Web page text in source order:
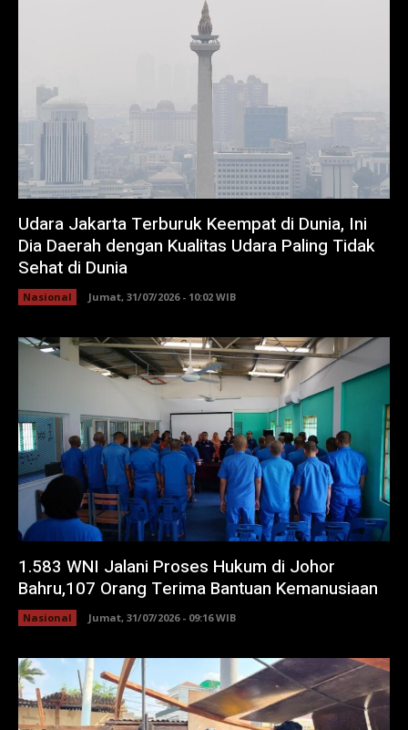
Udara Jakarta Terburuk Keempat di Dunia, Ini
Dia Daerah dengan Kualitas Udara Paling Tidak
Sehat di Dunia
Nasional Jumat, 31/07/2026 - 10:02 WIB
1.583 WNI Jalani Proses Hukum di Johor
Bahru,107 Orang Terima Bantuan Kemanusiaan
Nasional Jumat, 31/07/2026 - 09:16 WIB